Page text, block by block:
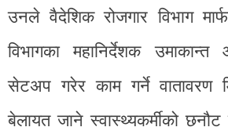
उनले वैदेशिक रोजगार विभाग
विभागका महानिर्देशक
सेटअप गरेर काम गर्ने वातावरण
बेलायत जाने स्वास्थ्यकर्मीको